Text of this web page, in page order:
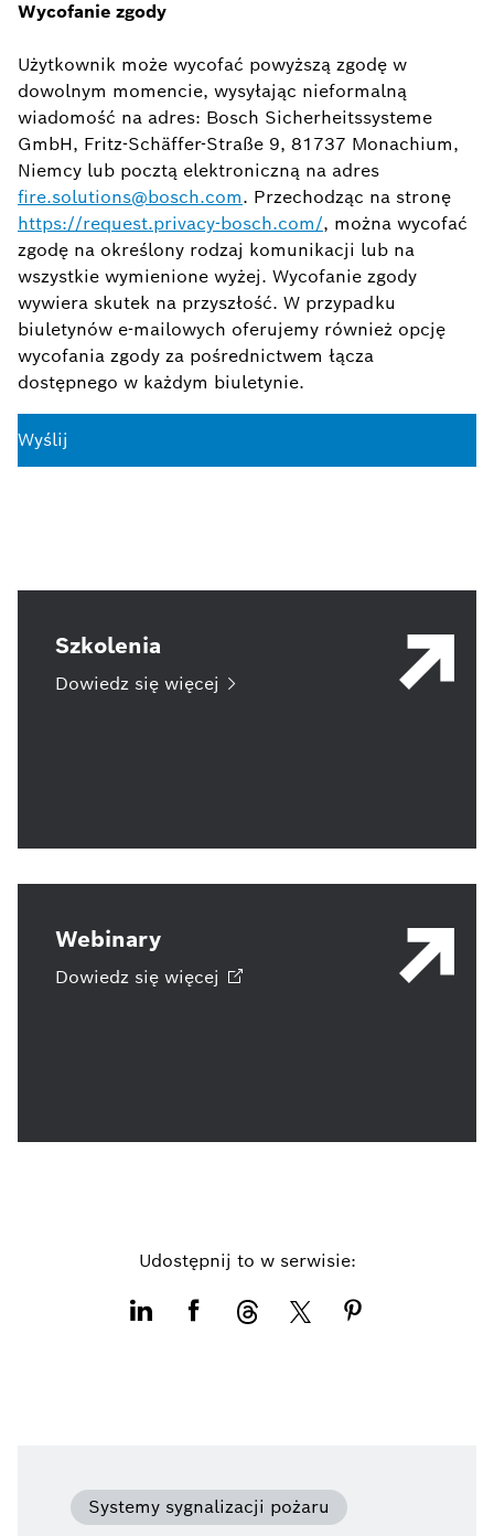
Wycofanie zgody
Użytkownik może wycofać powyższą zgodę w
dowolnym momencie, wysyłając nieformalną
wiadomość na adres: Bosch Sicherheitssysteme
GmbH, Fritz-Schäffer-Straße 9, 81737 Monachium,
Niemcy lub pocztą elektroniczną na adres
fire.solutions@bosch.com. Przechodząc na stronę
https://request.privacy-bosch.com/, można wycofać
zgodę na określony rodzaj komunikacji lub na
wszystkie wymienione wyżej. Wycofanie zgody
wywiera skutek na przyszłość. W przypadku
biuletynów e-mailowych oferujemy również opcję
wycofania zgody za pośrednictwem łącza
dostępnego w każdym biuletynie.
Wyślij
Szkolenia
Dowiedz się więcej
Webinary
Dowiedz się więcej
Udostępnij to w serwisie:
Systemy sygnalizacji pożaru